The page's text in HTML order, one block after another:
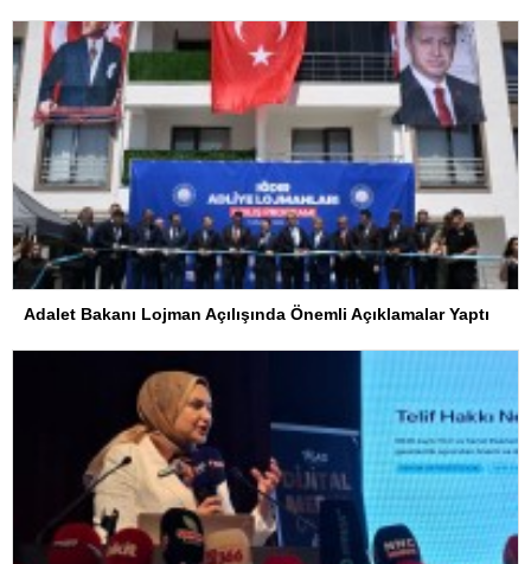
Adalet Bakanı Lojman Açılışında Önemli Açıklamalar Yaptı